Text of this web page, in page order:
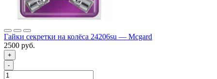
Гайки секретки на колёса 24206su — Mcgard
2500 руб.
+
-